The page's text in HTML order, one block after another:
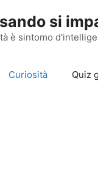
si
è sintomo
Curiosità Quiz